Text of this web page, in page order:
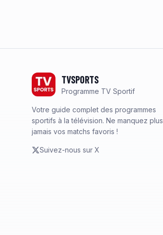
TVSPORTS
Programme TV Sportif
Votre guide complet des programmes
sportifs à la télévision. Ne manquez plus
jamais vos matchs favoris !
Suivez-nous sur X